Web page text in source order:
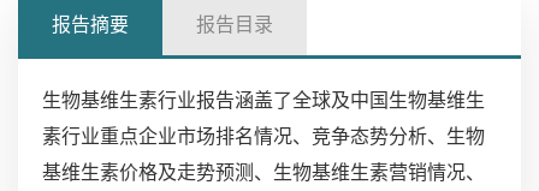
报告摘要 报告目录
生物基维生素行业报告涵盖了全球及中国生物基维生
素行业重点企业市场排名情况、竞争态势分析、生物
基维生素价格及走势预测、生物基维生素营销情况、